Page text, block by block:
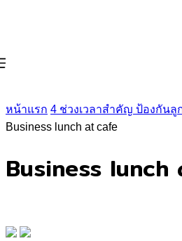
หน้าแรก 4 ช่วงเวลาสำคัญ ป้องกัน
Business lunch at cafe
Business